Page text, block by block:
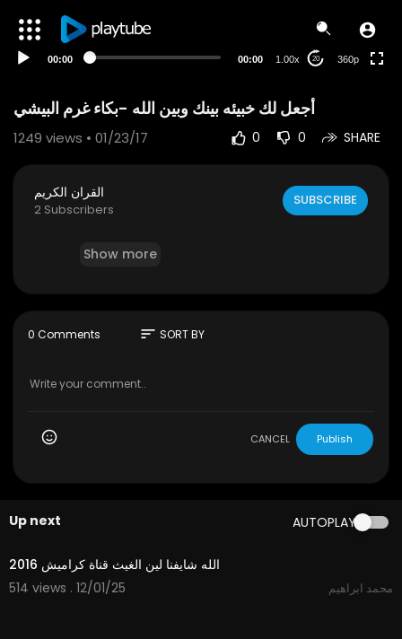
00:00 00:00 1.00x 20 360p
1249 views • 01/23/17 0 0 SHARE
القران الكريم
2 Subscribers
SUBSCRIBE
Show more
0 Comments sort SORT BY
CANCEL Publish
Up next AUTOPLAY
3:53
الله شايفنا لين الغيث قناة كراميش 2016
514 views . 12/01/25
محمد ابراهيم